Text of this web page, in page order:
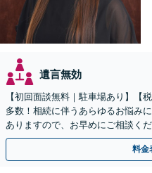
遺言無効
【初回面談無料｜駐車場あり】【
多数！相続に伴うあらゆるお悩み
ありますので、お早めにご相談く
決へ【WEB面談可】
料金